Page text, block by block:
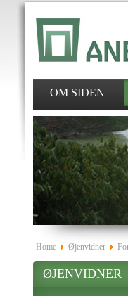
OM SIDEN
Home Øjenvidner
ØJENVIDNER